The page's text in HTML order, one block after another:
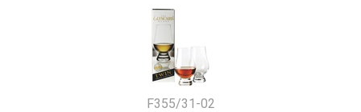
F355/31-02